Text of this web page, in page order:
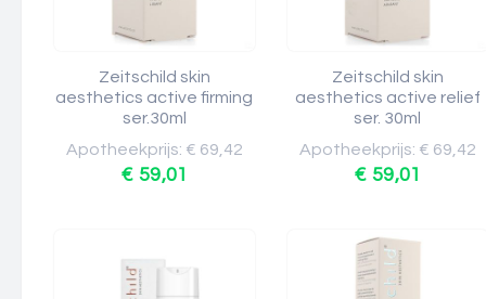
Zeitschild skin
aesthetics active firming
ser.30ml
Apotheekprijs: € 69,42
€ 59,01
Zeitschild skin
aesthetics active relief
ser. 30ml
Apotheekprijs: € 69,42
€ 59,01